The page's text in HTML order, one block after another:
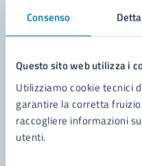
Consenso
Questo sito web utilizza i
Utilizziamo cookie tecnici
garantire la corretta
raccogliere informazioni
utenti.
Leggi le domande
Richiedi assistenza
Prenota
Problemi in città